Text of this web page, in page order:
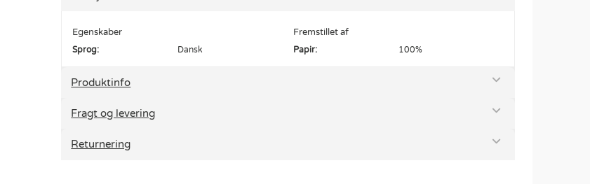
Egenskaber
Sprog: Dansk
Fremstillet af
Papir: 100%
Produktinfo
Fragt og levering
Returnering